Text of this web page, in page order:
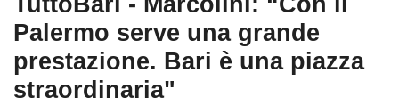
Palermo serve una grande
prestazione. Bari è una piazza
straordinaria"